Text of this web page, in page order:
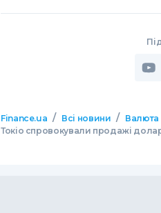
Finance.ua / Всі новини / Валюта
Токіо спровокували продажі